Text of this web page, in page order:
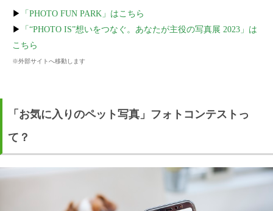
▶
「PHOTO FUN PARK」はこちら
▶
「“PHOTO IS”想いをつなぐ。あなたが主役の写真展 2023」は
こちら
※外部サイトへ移動します
「お気に入りのペット写真」フォトコンテストっ
て？